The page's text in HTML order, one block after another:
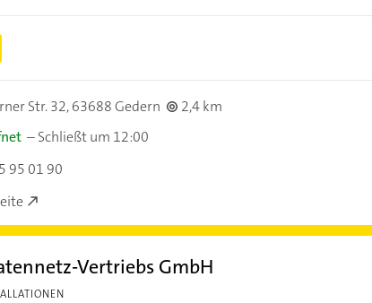
Str. 32,63688 Gedern
2,4 km
–Schließt um 12:00
95 01 90
Vertriebs GmbH